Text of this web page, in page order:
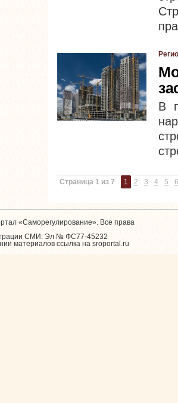
В
Страница 1 из 7 1 2 3 4 5 6
«Саморегулирование». Все права
СМИ: Эл № ФС77-45232
материалов ссылка на sroportal.ru